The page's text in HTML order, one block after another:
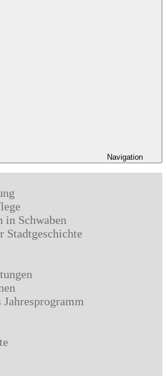
Navigation
in Schwaben
Stadtgeschichte